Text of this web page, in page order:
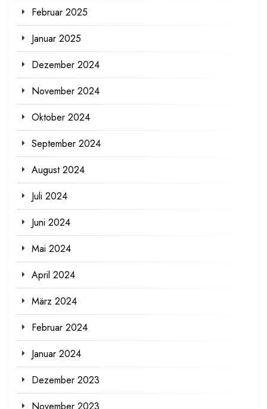
Februar 2025
Januar 2025
Dezember 2024
November 2024
Oktober 2024
September 2024
August 2024
Juli 2024
Juni 2024
Mai 2024
April 2024
März 2024
Februar 2024
Januar 2024
Dezember 2023
November 2023